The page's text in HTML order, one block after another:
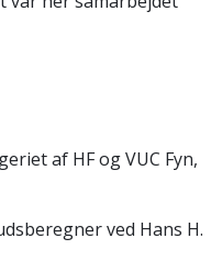
af HF og VUC Fyn,
ved Hans H.